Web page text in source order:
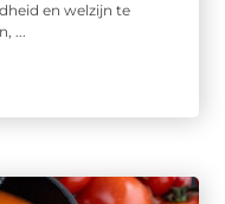
en welzijn te
...